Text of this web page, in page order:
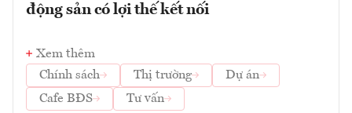
động sản có lợi thế kết nối
Xem thêm
Chính sách
Thị trường
Dự án
Cafe BĐS
Tư vấn